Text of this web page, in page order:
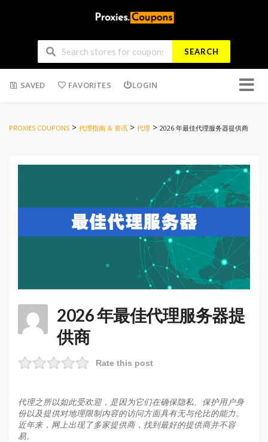
SEARCH
to
SAVED FAVORITES LOGIN
PROXIES COUPONS > 代理指南 & 资讯 > 代理 > 2026 年最佳代理服务器提供商
2026 年最佳代理服务器提
供商
Rate this post
代理之所以如此受欢迎，是因为它们在确保隐私、保护用户身
份以及提供对地理限制内容的访问方面具有无与伦比的能力。
近年来，网上出现了多家提供商，找到最好的提供商并不容
易。